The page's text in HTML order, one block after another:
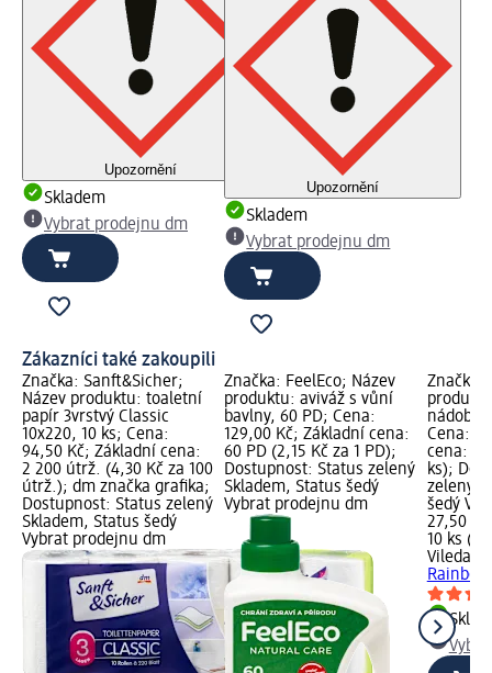
Upozornění
Skladem
Vybrat prodejnu dm
Upozornění
Skladem
Vybrat prodejnu dm
Zákazníci také zakoupili
Značka: Sanft&Sicher;
Název produktu: toaletní
papír 3vrstvý Classic
10x220, 10 ks; Cena:
94,50 Kč; Základní cena:
2 200 útrž. (4,30 Kč za 100
útrž.); dm značka grafika;
Dostupnost: Status zelený
Skladem, Status šedý
Vybrat prodejnu dm
Značka: FeelEco; Název
produktu: aviváž s vůní
bavlny, 60 PD; Cena:
129,00 Kč; Základní cena:
60 PD (2,15 Kč za 1 PD);
Dostupnost: Status zelený
Skladem, Status šedý
Vybrat prodejnu dm
Značka:
nádobí
Cena:
cena: 10
ks);
zelený
šedý
27,50 Kč
10 ks
Vileda